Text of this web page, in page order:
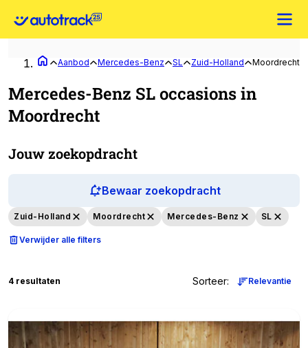
Aanbod Mercedes-Benz SL Zuid-Holland Moordrecht
Mercedes-Benz SL occasions in
Moordrecht
Jouw zoekopdracht
Bewaar zoekopdracht
Zuid-Holland Moordrecht Mercedes-Benz SL
Verwijder alle filters
4 resultaten Sorteer: Relevantie